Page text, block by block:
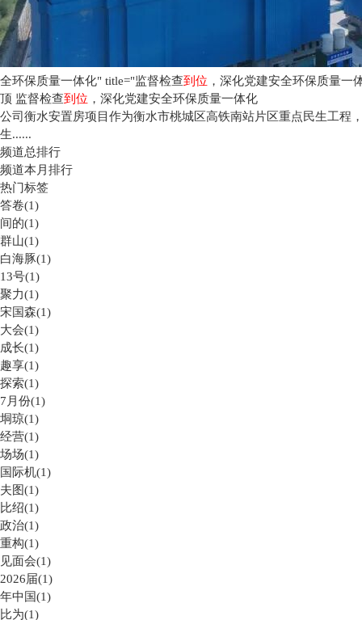
全环保质量一体化" title="监督检查到位 ，深化党建安全环保质量一
顶 监督检查到位 ，深化党建安全环保质量一体化
公司衡水安置房项目作为衡水市桃城区高铁南站片区重点民生工程
生......
频道总排行
频道本月排行
热门标签
答卷(1)
间的(1)
群山(1)
白海豚(1)
13号(1)
聚力(1)
宋国森(1)
大会(1)
成长(1)
趣享(1)
探索(1)
7月份(1)
垌琼(1)
经营(1)
场场(1)
国际机(1)
夫图(1)
比绍(1)
政治(1)
重构(1)
见面会(1)
2026届(1)
年中国(1)
比为(1)